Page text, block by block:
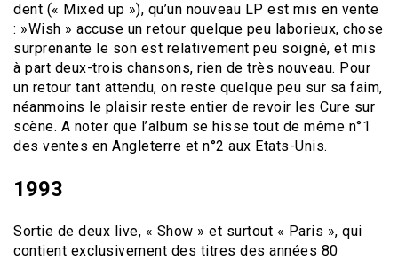
dent (« Mixed up »), qu’un nouveau LP est mis en vente
: »Wish » accuse un retour quelque peu laborieux, chose
surprenante le son est relativement peu soigné, et mis
à part deux-trois chansons, rien de très nouveau. Pour
un retour tant attendu, on reste quelque peu sur sa faim,
néanmoins le plaisir reste entier de revoir les Cure sur
scène. A noter que l’album se hisse tout de même n°1
des ventes en Angleterre et n°2 aux Etats-Unis.
1993
Sortie de deux live, « Show » et surtout « Paris », qui
contient exclusivement des titres des années 80